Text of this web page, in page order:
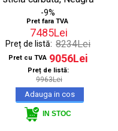
-9%
Pret fara TVA
7485Lei
Preț de listă: 8234Lei
Pret cu TVA 9056Lei
Preț de listă:
9963Lei
IN STOC